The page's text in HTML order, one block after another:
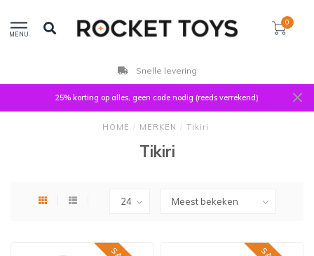
MENU
0
Snelle levering
25% korting op alles, geen code nodig (reeds verrekend)
HOME / MERKEN / Tikiri
Tikiri